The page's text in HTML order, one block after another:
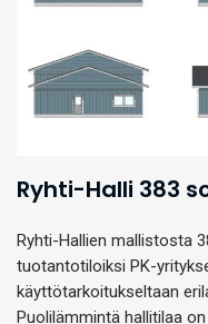
Ryhti-Halli 383
Ryhti-Hallien mallistosta
tuotantotiloiksi PK-
käyttötarkoitukseltaan
Puolilämmintä hallitilaa